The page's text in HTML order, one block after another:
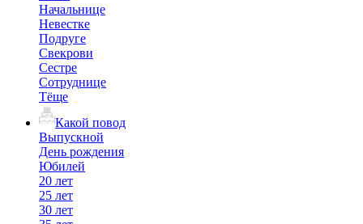
Начальнице
Невестке
Подруге
Свекрови
Сестре
Сотруднице
Тёще
Какой повод
Выпускной
День рождения
Юбилей
20 лет
25 лет
30 лет